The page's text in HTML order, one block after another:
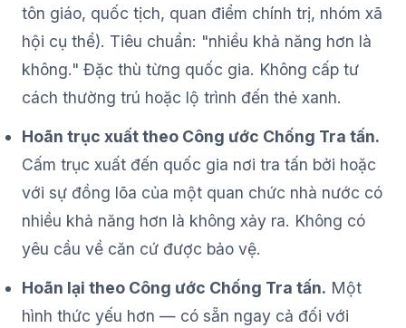
tôn giáo, quốc tịch, quan điểm chính trị, nhóm xã
hội cụ thể). Tiêu chuẩn: "nhiều khả năng hơn là
không." Đặc thù từng quốc gia. Không cấp tư
cách thường trú hoặc lộ trình đến thẻ xanh.
Hoãn trục xuất theo Công ước Chống Tra tấn.
Cấm trục xuất đến quốc gia nơi tra tấn bởi hoặc
với sự đồng lõa của một quan chức nhà nước có
nhiều khả năng hơn là không xảy ra. Không có
yêu cầu về căn cứ được bảo vệ.
Hoãn lại theo Công ước Chống Tra tấn. Một
hình thức yếu hơn — có sẵn ngay cả đối với